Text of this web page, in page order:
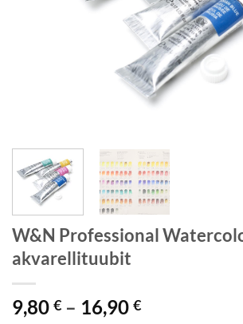
W&N Professional
akvarellituubit
9,80 € – 16,90 €Hintaluokka: